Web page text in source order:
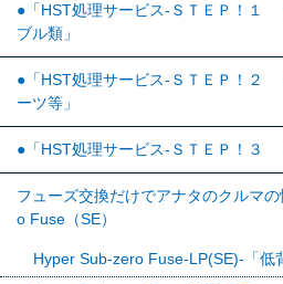
●「HST処理サービス-ＳＴＥＰ！１
ブル類」
●「HST処理サービス-ＳＴＥＰ！２
ーツ等」
●「HST処理サービス-ＳＴＥＰ！３
フューズ交換だけでアナタのクルマ
o Fuse（SE）
Hyper Sub-zero Fuse-LP(SE)-「低